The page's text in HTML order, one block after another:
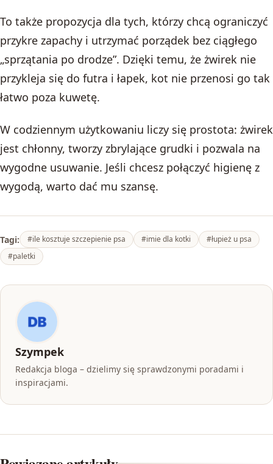
To także propozycja dla tych, którzy chcą ograniczyć
przykre zapachy i utrzymać porządek bez ciągłego
„sprzątania po drodze”. Dzięki temu, że żwirek nie
przykleja się do futra i łapek, kot nie przenosi go tak
łatwo poza kuwetę.
W codziennym użytkowaniu liczy się prostota: żwirek
jest chłonny, tworzy zbrylające grudki i pozwala na
wygodne usuwanie. Jeśli chcesz połączyć higienę z
wygodą, warto dać mu szansę.
Tagi: #ile kosztuje szczepienie psa #imie dla kotki
#łupież u psa
#paletki
Szympek
Redakcja bloga – dzielimy się sprawdzonymi poradami i
inspiracjami.